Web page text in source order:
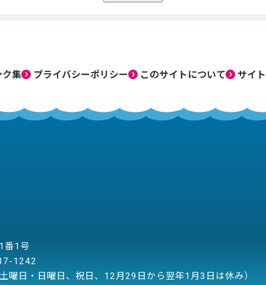
ク集 プライバシーポリシー このサイトについて サイ
番1号
1242
曜日・日曜日、祝日、12月29日から翌年1月3日は休み）